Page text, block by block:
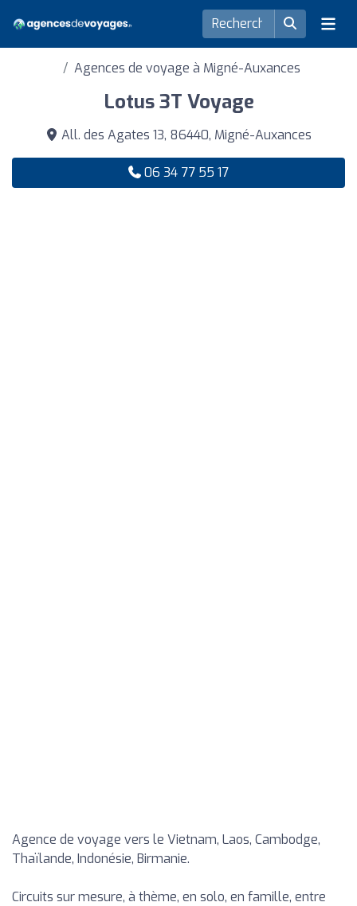
Agences de voyage à Migné-Auxances
Lotus 3T Voyage
All. des Agates 13, 86440, Migné-Auxances
06 34 77 55 17
Agence de voyage vers le Vietnam, Laos, Cambodge,
Thaïlande, Indonésie, Birmanie.
Circuits sur mesure, à thème, en solo, en famille, entre